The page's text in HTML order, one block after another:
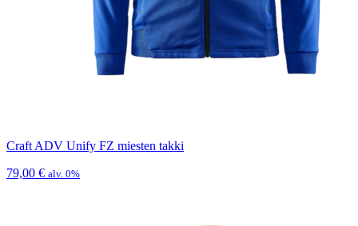
Craft ADV Unify FZ miesten takki
79,00 € alv. 0%